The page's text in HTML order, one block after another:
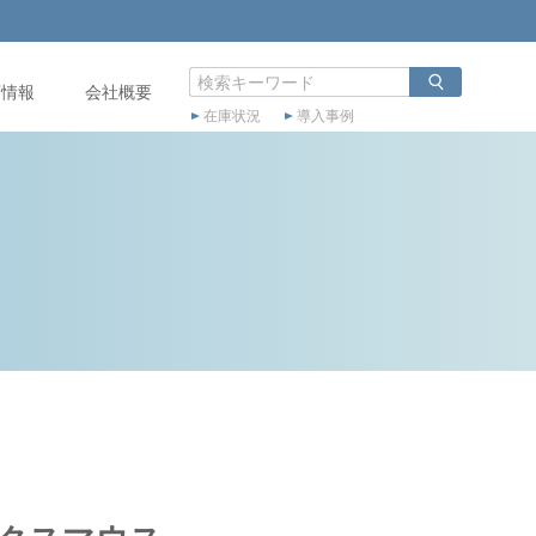
報 会社概要
在庫状況 導入事例